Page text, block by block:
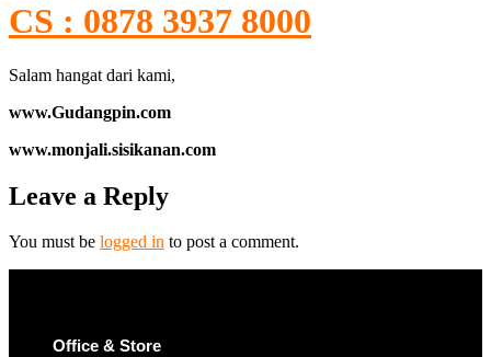
CS : 0878 3937 8000
Salam hangat dari kami,
www.Gudangpin.com
www.monjali.sisikanan.com
Leave a Reply
You must be logged in to post a comment.
Office & Store